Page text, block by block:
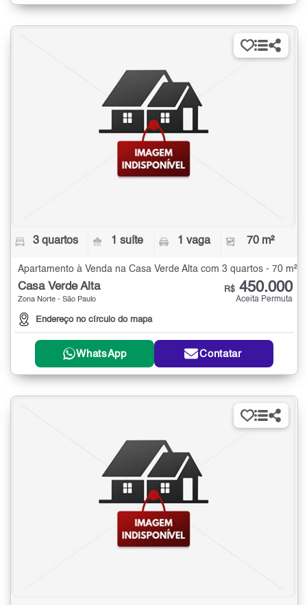
3 quartos 1 suíte 1 vaga 70 m²
Apartamento à Venda na Casa Verde Alta com 3 quartos - 70 m²
Casa Verde Alta
Zona Norte - São Paulo
Endereço no círculo do mapa
R$ 450.000
Aceita Permuta
WhatsApp Contatar